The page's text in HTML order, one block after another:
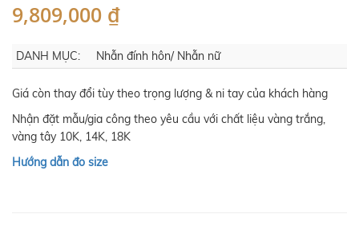
9,809,000 ₫
DANH MỤC: Nhẫn đính hôn/ Nhẫn nữ
Giá còn thay đổi tùy theo trọng lượng & ni tay của khách hàng
Nhận đặt mẫu/gia công theo yêu cầu với chất liệu vàng trắng,
vàng tây 10K, 14K, 18K
Hướng dẫn đo size